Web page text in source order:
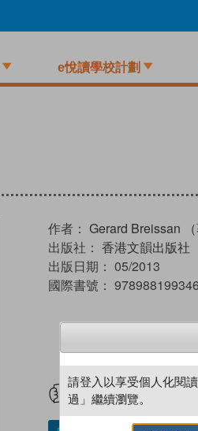
e悅讀學校計劃
作者： Gerard Breissan （
出版社： 香港文韻出版社
出版日期： 05/2013
國際書號：
試閲
請登入以享受個人化閱
過」繼續瀏覽。